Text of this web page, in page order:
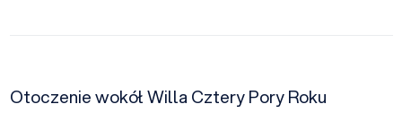
Otoczenie wokół Willa Cztery Pory Roku